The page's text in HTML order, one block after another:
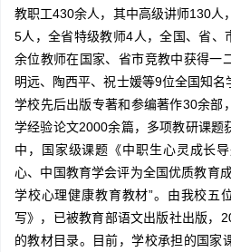
教职工430余人，其中高级讲师130人
5人，全省特级教师4人，全国、省、
余位教师在国家、省市竞教中获得一
明远、陶西平、祝士媛等9位全国知名
学校先后出版专著和参编著作30余部
学经验论文2000余篇，多项教研课题
中，国家级课题《中职生心灵成长
心、中国教育学会评为全国优质教育
学校心理健康教育教材”。由我校五
写》，已被教育部语文出版社出版，
的教材目录。目前，学校承担的国家